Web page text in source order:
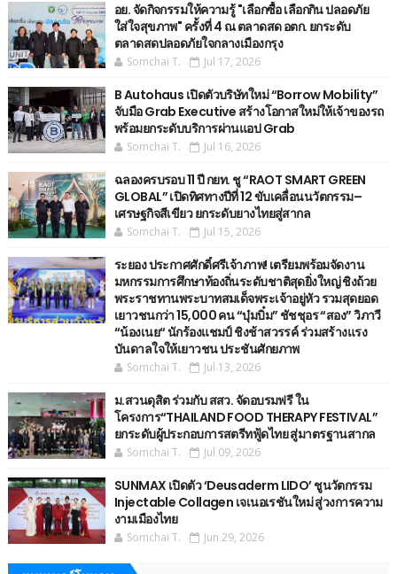
อย. จัดกิจกรรมให้ความรู้ "เลือกซื้อ เลือกกิน ปลอดภัย
ใส่ใจสุขภาพ" ครั้งที่ 4 ณ ตลาดสด อตก. ยกระดับ
ตลาดสดปลอดภัยใจกลางเมืองกรุง
Somchai T. Jul 17, 2026
B Autohaus เปิดตัวบริษัทใหม่ “Borrow Mobility”
จับมือ Grab Executive สร้างโอกาสใหม่ให้เจ้าของรถ
พร้อมยกระดับบริการผ่านแอป Grab
Somchai T. Jul 16, 2026
ฉลองครบรอบ 11 ปี กยท. ชู “RAOT SMART GREEN
GLOBAL” เปิดทิศทางปีที่ 12 ขับเคลื่อนนวัตกรรม–
เศรษฐกิจสีเขียว ยกระดับยางไทยสู่สากล
Somchai T. Jul 15, 2026
ระยอง ประกาศศักดิ์ศรีเจ้าภาพ! เตรียมพร้อมจัดงาน
มหกรรมการศึกษาท้องถิ่นระดับชาติสุดยิ่งใหญ่ ชิงถ้วย
พระราชทานพระบาทสมเด็จพระเจ้าอยู่หัว รวมสุดยอด
เยาวชนกว่า 15,000 คน “บุ๋มบิ๋ม” ชัชชุอร “สอง” วิภาวี
“น้องเนย“ นักร้องแชมป์ ชิงช้าสวรรค์ ร่วมสร้างแรง
บันดาลใจให้เยาวชน ประชันศักยภาพ
Somchai T. Jul 13, 2026
ม.สวนดุสิต ร่วมกับ สสว. จัดอบรมฟรี ใน
โครงการ“THAILAND FOOD THERAPY FESTIVAL”
ยกระดับผู้ประกอบการสตรีทฟู้ดไทย สู่มาตรฐานสากล
Somchai T. Jul 09, 2026
SUNMAX เปิดตัว ‘Deusaderm LIDO’ ชูนวัตกรรม
Injectable Collagen เจเนอเรชันใหม่ สู่วงการความ
งามเมืองไทย
Somchai T. Jun 29, 2026